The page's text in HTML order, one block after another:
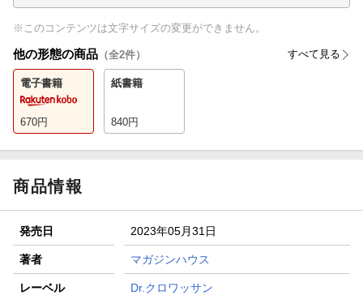
※このコンテンツは文字サイズの変更ができません。
他の形態の商品 （全2件） すべて見る
電子書籍
670円
紙書籍
840円
商品情報
発売日 2023年05月31日
著者 マガジンハウス
レーベル Dr.クロワッサン